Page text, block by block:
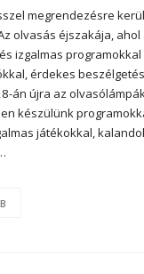
megrendezésre
olvasás éjszakája,
izgalmas
érdekes
án újra az
készülünk
játékokkal,